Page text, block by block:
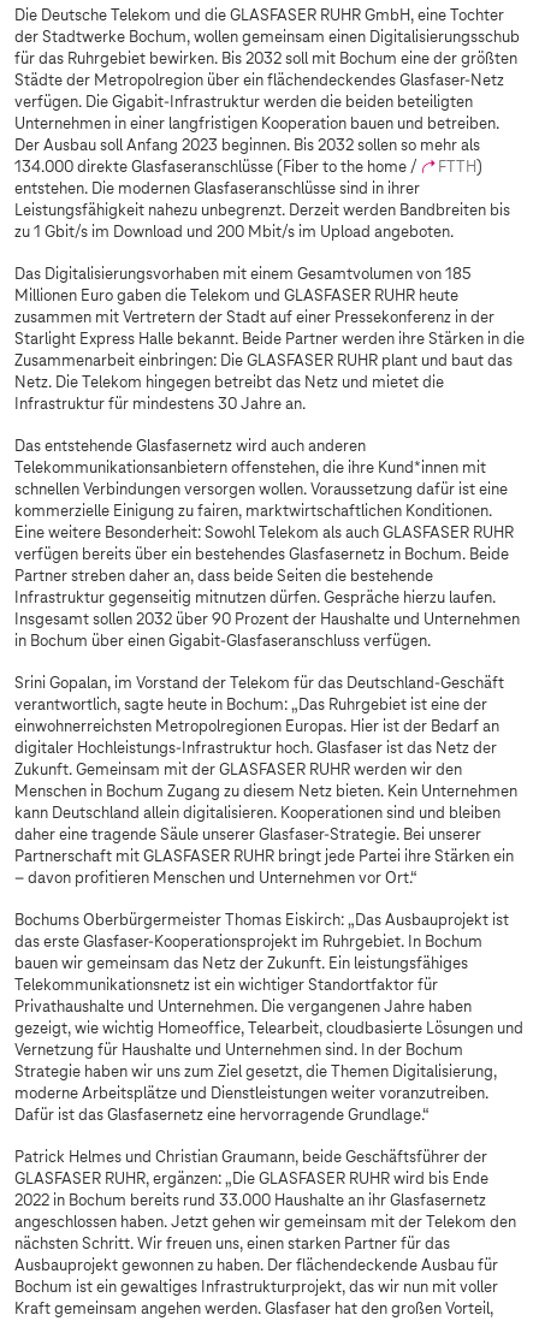
Die Deutsche Telekom und die GLASFASER RUHR GmbH, eine Tochter
der Stadtwerke Bochum, wollen gemeinsam einen Digitalisierungsschub
für das Ruhrgebiet bewirken. Bis 2032 soll mit Bochum eine der größten
Städte der Metropolregion über ein flächendeckendes Glasfaser-Netz
verfügen. Die Gigabit-Infrastruktur werden die beiden beteiligten
Unternehmen in einer langfristigen Kooperation bauen und betreiben.
Der Ausbau soll Anfang 2023 beginnen. Bis 2032 sollen so mehr als
134.000 direkte Glasfaseranschlüsse (Fiber to the home /
FTTH )
entstehen. Die modernen Glasfaseranschlüsse sind in ihrer
Leistungsfähigkeit nahezu unbegrenzt. Derzeit werden Bandbreiten bis
zu 1 Gbit/s im Download und 200 Mbit/s im Upload angeboten.
Das Digitalisierungsvorhaben mit einem Gesamtvolumen von 185
Millionen Euro gaben die Telekom und GLASFASER RUHR heute
zusammen mit Vertretern der Stadt auf einer Pressekonferenz in der
Starlight Express Halle bekannt. Beide Partner werden ihre Stärken in die
Zusammenarbeit einbringen: Die GLASFASER RUHR plant und baut das
Netz. Die Telekom hingegen betreibt das Netz und mietet die
Infrastruktur für mindestens 30 Jahre an.
Das entstehende Glasfasernetz wird auch anderen
Telekommunikationsanbietern offenstehen, die ihre Kund*innen mit
schnellen Verbindungen versorgen wollen. Voraussetzung dafür ist eine
kommerzielle Einigung zu fairen, marktwirtschaftlichen Konditionen.
Eine weitere Besonderheit: Sowohl Telekom als auch GLASFASER RUHR
verfügen bereits über ein bestehendes Glasfasernetz in Bochum. Beide
Partner streben daher an, dass beide Seiten die bestehende
Infrastruktur gegenseitig mitnutzen dürfen. Gespräche hierzu laufen.
Insgesamt sollen 2032 über 90 Prozent der Haushalte und Unternehmen
in Bochum über einen Gigabit-Glasfaseranschluss verfügen.
Srini Gopalan, im Vorstand der Telekom für das Deutschland-Geschäft
verantwortlich, sagte heute in Bochum: „Das Ruhrgebiet ist eine der
einwohnerreichsten Metropolregionen Europas. Hier ist der Bedarf an
digitaler Hochleistungs-Infrastruktur hoch. Glasfaser ist das Netz der
Zukunft. Gemeinsam mit der GLASFASER RUHR werden wir den
Menschen in Bochum Zugang zu diesem Netz bieten. Kein Unternehmen
kann Deutschland allein digitalisieren. Kooperationen sind und bleiben
daher eine tragende Säule unserer Glasfaser-Strategie. Bei unserer
Partnerschaft mit GLASFASER RUHR bringt jede Partei ihre Stärken ein
– davon profitieren Menschen und Unternehmen vor Ort.“
Bochums Oberbürgermeister Thomas Eiskirch: „Das Ausbauprojekt ist
das erste Glasfaser-Kooperationsprojekt im Ruhrgebiet. In Bochum
bauen wir gemeinsam das Netz der Zukunft. Ein leistungsfähiges
Telekommunikationsnetz ist ein wichtiger Standortfaktor für
Privathaushalte und Unternehmen. Die vergangenen Jahre haben
gezeigt, wie wichtig Homeoffice, Telearbeit, cloudbasierte Lösungen und
Vernetzung für Haushalte und Unternehmen sind. In der Bochum
Strategie haben wir uns zum Ziel gesetzt, die Themen Digitalisierung,
moderne Arbeitsplätze und Dienstleistungen weiter voranzutreiben.
Dafür ist das Glasfasernetz eine hervorragende Grundlage.“
Patrick Helmes und Christian Graumann, beide Geschäftsführer der
GLASFASER RUHR, ergänzen: „Die GLASFASER RUHR wird bis Ende
2022 in Bochum bereits rund 33.000 Haushalte an ihr Glasfasernetz
angeschlossen haben. Jetzt gehen wir gemeinsam mit der Telekom den
nächsten Schritt. Wir freuen uns, einen starken Partner für das
Ausbauprojekt gewonnen zu haben. Der flächendeckende Ausbau für
Bochum ist ein gewaltiges Infrastrukturprojekt, das wir nun mit voller
Kraft gemeinsam angehen werden. Glasfaser hat den großen Vorteil,